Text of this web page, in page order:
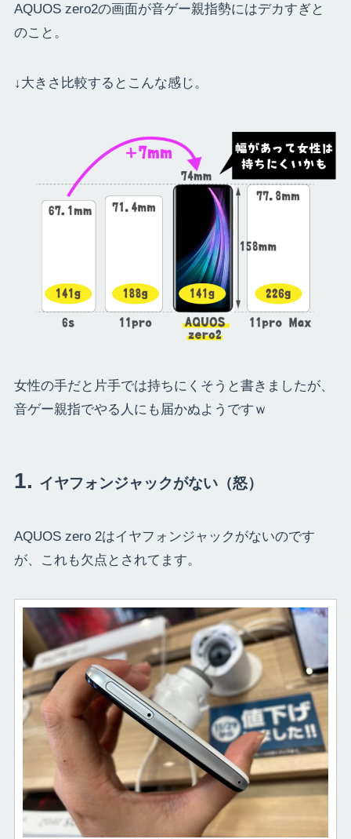
AQUOS zero2の画面が音ゲー親指勢にはデカすぎと
のこと。
↓大きさ比較するとこんな感じ。
女性の手だと片手では持ちにくそうと書きましたが、
音ゲー親指でやる人にも届かぬようですｗ
イヤフォンジャックがない（怒）
AQUOS zero 2はイヤフォンジャックがないのです
が、これも欠点とされてます。